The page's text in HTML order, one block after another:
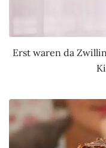
Erst waren da